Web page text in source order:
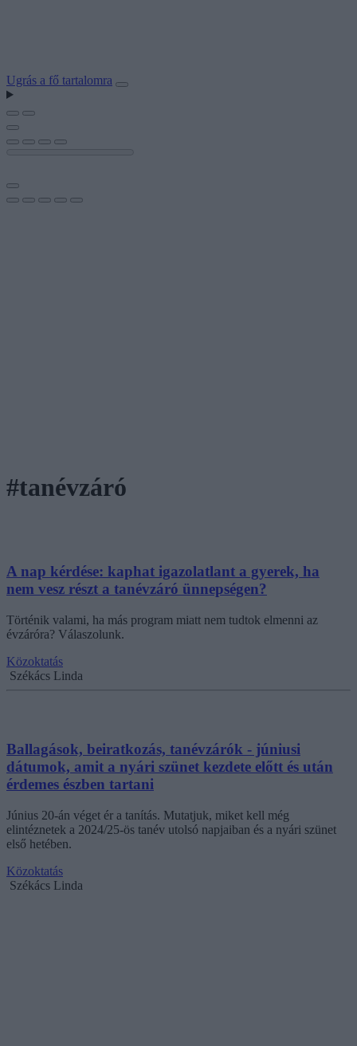
Ugrás a fő tartalomra
#tanévzáró
A nap kérdése: kaphat igazolatlant a gyerek, ha
nem vesz részt a tanévzáró ünnepségen?
Történik valami, ha más program miatt nem tudtok elmenni az
évzáróra? Válaszolunk.
Közoktatás
Székács Linda
Ballagások, beiratkozás, tanévzárók - júniusi
dátumok, amit a nyári szünet kezdete előtt és után
érdemes észben tartani
Június 20-án véget ér a tanítás. Mutatjuk, miket kell még
elintéznetek a 2024/25-ös tanév utolsó napjaiban és a nyári szünet
első hetében.
Közoktatás
Székács Linda